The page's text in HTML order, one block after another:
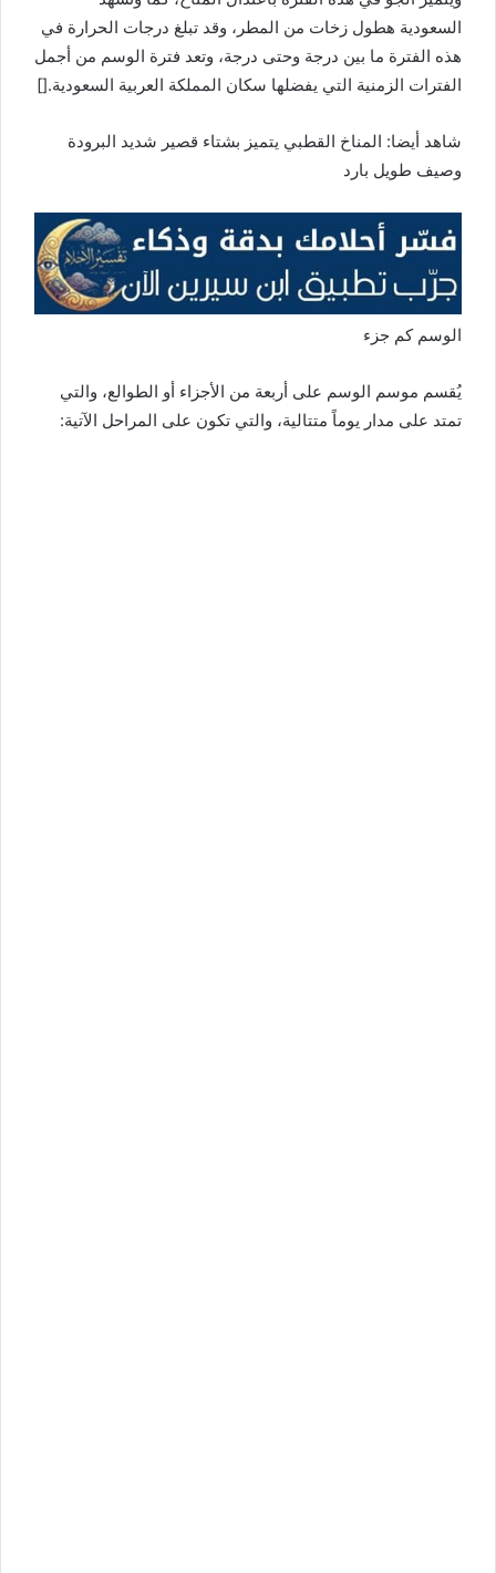
السعودية هطول زخات من المطر، وقد تبلغ درجات الحرارة في
هذه الفترة ما بين درجة وحتى درجة، وتعد فترة الوسم من أجمل
الفترات الزمنية التي يفضلها سكان المملكة العربية السعودية.[]
شاهد أيضا: المناخ القطبي يتميز بشتاء قصير شديد البرودة
وصيف طويل بارد
الوسم كم جزء
يُقسم موسم الوسم على أربعة من الأجزاء أو الطوالع، والتي
تمتد على مدار يوماً متتالية، والتي تكون على المراحل الآتية: